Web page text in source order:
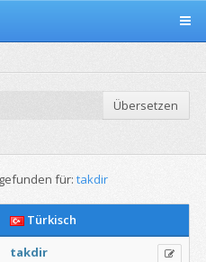
Übersetzen
für: takdir
Türkisch
takdir